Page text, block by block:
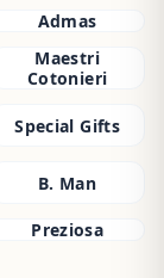
Admas
Maestri
Cotonieri
Special Gifts
B. Man
Preziosa